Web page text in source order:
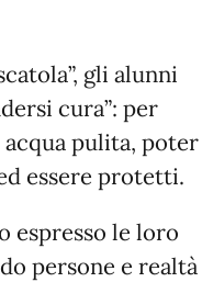
gli alunni
cura”: per
pulita, poter
essere protetti.
espresso le loro
persone e realtà